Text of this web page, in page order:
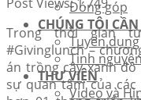
Đóng góp
CHÚNG TÔI
Tuyển dụng
Tình
THƯ VIỆN
Video và
Trong thời gian từ
#Givinglunch –
án trồng cây xanh
sự quan tâm của